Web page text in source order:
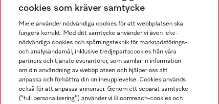
Miele på LinkedIn
Miele på Facebook
Miele på Instagram
Miele på Youtube
cookies som kräver samtycke
Miele använder nödvändiga cookies för att webbplatsen ska
fungera korrekt. Med ditt samtycke använder vi även icke-
nödvändiga cookies och spårningsteknik för marknadsförings-
och analysändamål, inklusive tredjepartscookies från våra
partners och tjänsteleverantörer, som samlar in information
om din användning av webbplatsen och hjälper oss att
anpassa och förbättra din onlineupplevelse. Cookies används
också för att anpassa annonser. Genom ett separat samtycke
(“full personalisering”) använder vi Bloomreach-cookies och